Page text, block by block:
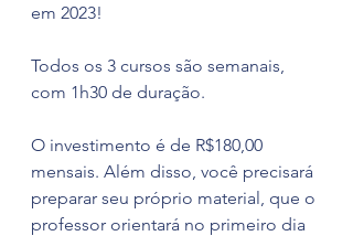
em 2023!
Todos os 3 cursos são semanais,
com 1h30 de duração.
O investimento é de R$180,00
mensais. Além disso, você precisará
preparar seu próprio material, que o
professor orientará no primeiro dia